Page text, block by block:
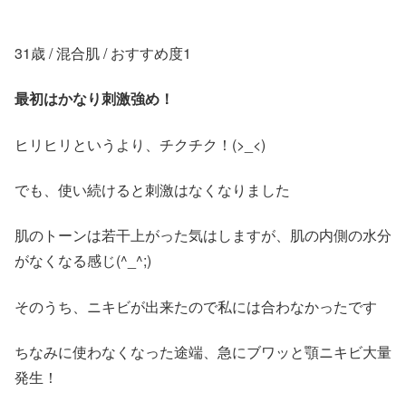
31歳 / 混合肌 / おすすめ度1
最初はかなり刺激強め！
ヒリヒリというより、チクチク！(>_<)
でも、使い続けると刺激はなくなりました
肌のトーンは若干上がった気はしますが、肌の内側の水分
がなくなる感じ(^_^;)
そのうち、ニキビが出来たので私には合わなかったです
ちなみに使わなくなった途端、急にブワッと顎ニキビ大量
発生！